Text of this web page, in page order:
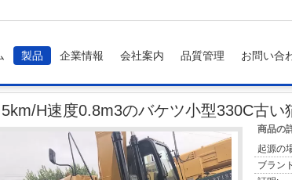
製品 企業情報 会社案内 品質管理 お問い合
H速度0.8m3のバケツ小型330C古い
商品の
起源の
ブラン